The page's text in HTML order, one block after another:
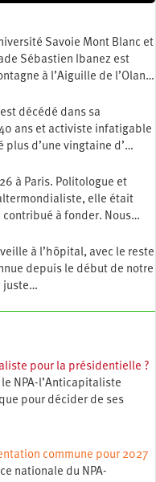
Savoie Mont Blanc et
Sébastien Ibanez est
à l’Aiguille de l’Olan…
décédé dans sa
ans et activiste infatigable
plus d’une vingtaine d’…
à Paris. Politologue et
elle était
contribué à fonder. Nous…
à l’hôpital, avec le reste
depuis le début de notre
juste…
pour la présidentielle ?
NPA-l’Anticapitaliste
pour décider de ses
commune pour 2027
nationale du NPA-